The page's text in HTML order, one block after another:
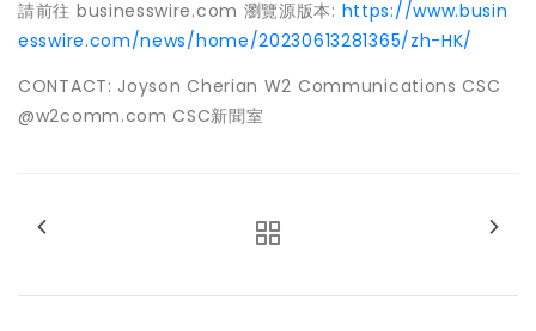
請前往 businesswire.com 瀏覽源版本: https://www.busin
esswire.com/news/home/20230613281365/zh-HK/
CONTACT: Joyson Cherian W2 Communications CSC
@w2comm.com CSC新聞室